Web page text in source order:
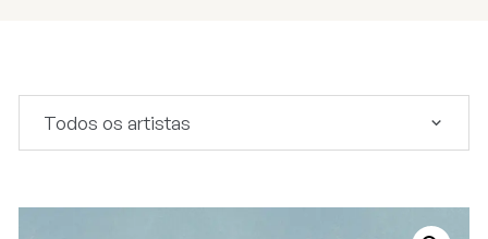
Todos os artistas